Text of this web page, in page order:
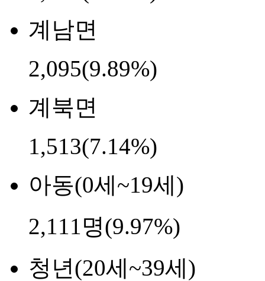
계남면
2,095(9.89%)
계북면
1,513(7.14%)
아동(0세~19세)
2,111명(9.97%)
청년(20세~39세)